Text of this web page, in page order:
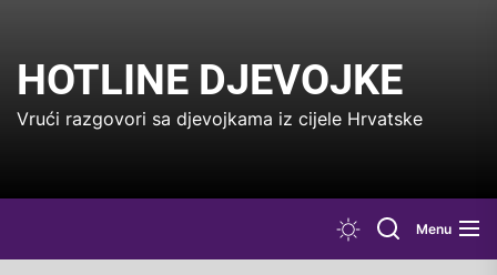
the
content
HOTLINE DJEVOJKE
Vrući razgovori sa djevojkama iz cijele Hrvatske
Menu